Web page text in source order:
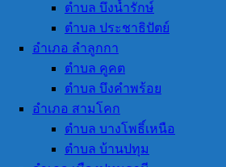
ตำบล บึงน้ำรักษ์
ตำบล ประชาธิปัตย์
อำเภอ ลำลูกกา
ตำบล คูคต
ตำบล บึงคำพร้อย
อำเภอ สามโคก
ตำบล บางโพธิ์เหนือ
ตำบล บ้านปทุม